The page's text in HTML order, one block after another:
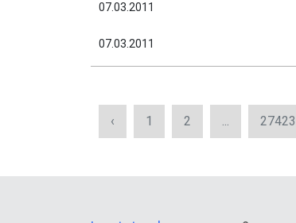
07.03.2011
07.03.2011
‹ 1 2 ... 27423